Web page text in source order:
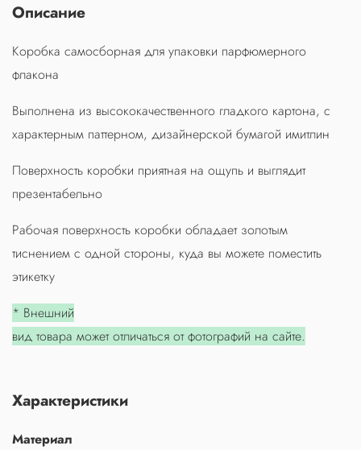
Описание
Коробка самосборная для упаковки парфюмерного
флакона
Выполнена из высококачественного гладкого картона, с
характерным паттерном, дизайнерской бумагой имитлин
Поверхность коробки приятная на ощупь и выглядит
презентабельно
Рабочая поверхность коробки обладает золотым
тиснением с одной стороны, куда вы можете поместить
этикетку
* Внешний
вид товара может отличаться от фотографий на сайте.
Характеристики
Материал